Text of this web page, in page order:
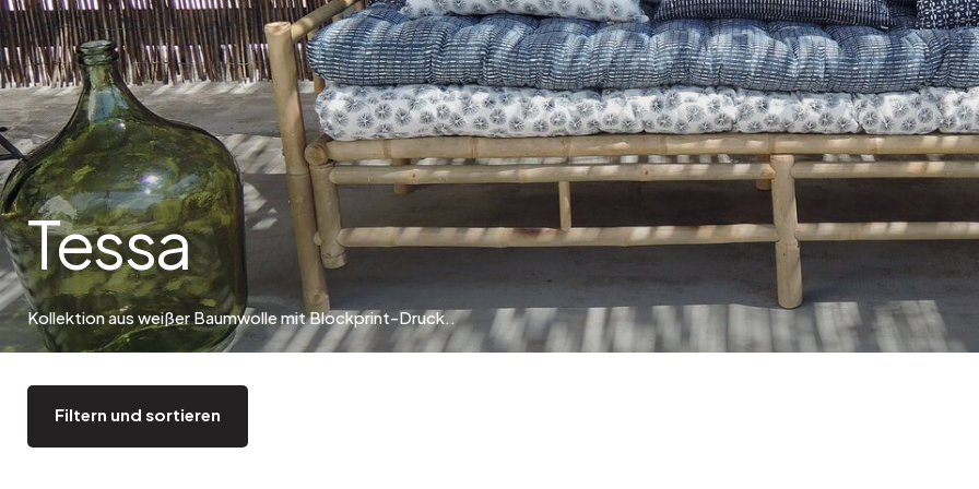
Bistro
Meeresufer
Flohmarkt
Zeitgenössisch
Haussmannscher Geist
Großes Hotel
Natürlich
Samt
Blondes Holz
Pappmaché
Glas
Zink und Galvano
Silber
Tessa
Kollektion aus weißer Baumwolle mit Blockprint-Druck..
Filtern und sortieren